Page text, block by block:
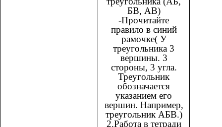
БВ, АВ)
-Прочитайте
правило в синий
рамочке( У
треугольника 3
вершины. 3
стороны, 3 угла.
Треугольник
обозначается
указанием его
вершин. Например,
треугольник АБВ.)
2.Работа в тетради